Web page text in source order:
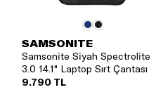
SAMSONITE
Samsonite Siyah Spectrolite
3.0 14.1" Laptop Sırt Çantası
9.790 TL